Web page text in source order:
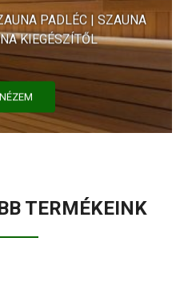
PADLÉC | SZAUNA
KIEGÉSZÍTŐL
TERMÉKEINK